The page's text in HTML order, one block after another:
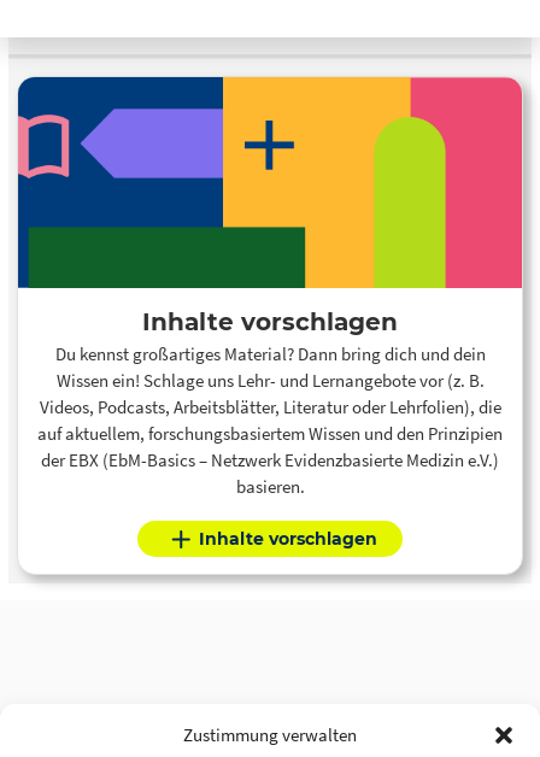
Zustimmung verwalten
Inhalte vorschlagen
Du kennst großartiges Material? Dann bring dich und dein
Wissen ein! Schlage uns Lehr- und Lernangebote vor (z. B.
Videos, Podcasts, Arbeitsblätter, Literatur oder Lehrfolien), die
auf aktuellem, forschungsbasiertem Wissen und den Prinzipien
der EBX (EbM-Basics – Netzwerk Evidenzbasierte Medizin e.V.)
basieren.
Inhalte vorschlagen